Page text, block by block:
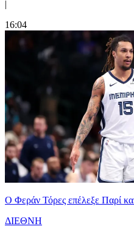
|
16:04
Ο Φεράν Τόρες επέλεξε Παρί
ΔΙΕΘΝΗ